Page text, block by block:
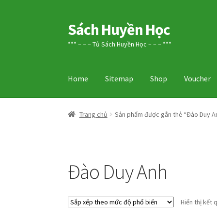
Đi
đến
Chuyển
đến
Sách Huyền Học
*** – – – Tủ Sách Huyền Học – – – ***
Home Sitemap Shop Voucher
Trang chủ Sản phẩm được gắn thẻ “Đào Duy
Đào Duy Anh
Hiển thị kết